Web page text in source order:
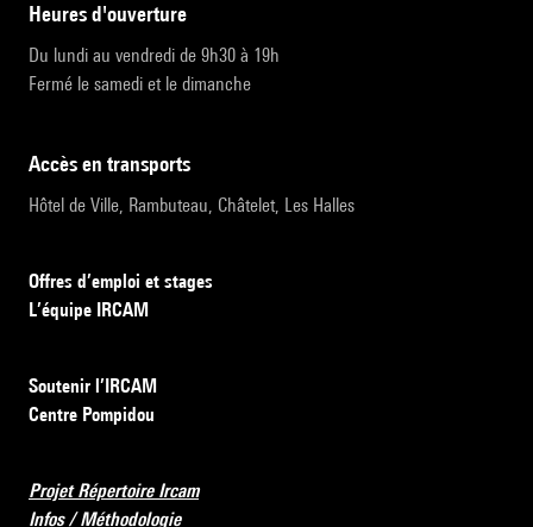
heures d'ouverture
Du lundi au vendredi de 9h30 à 19h
Fermé le samedi et le dimanche
accès en transports
Hôtel de Ville, Rambuteau, Châtelet, Les Halles
Offres d’emploi et stages
L’équipe IRCAM
Soutenir l’IRCAM
Centre Pompidou
Projet Répertoire Ircam
Infos / Méthodologie